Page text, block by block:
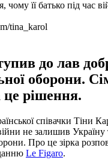
tina_karol
до лав
оборони.
це рішення.
співачки Тіни
не залишив Україну
Про це зірка
Le Figaro.